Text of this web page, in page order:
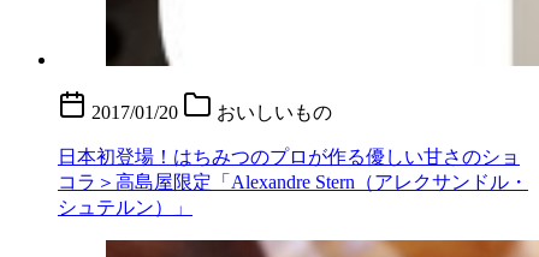
2017/01/20 おいしいもの
日本初登場！はちみつのプロが作る優しい甘さのショ
コラ＞高島屋限定「Alexandre Stern（アレクサンドル・
シュテルン）」